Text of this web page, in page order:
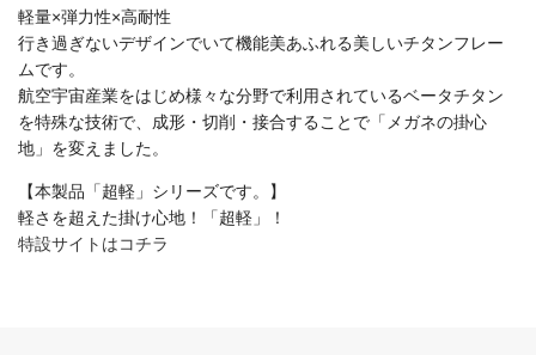
軽量×弾力性×高耐性
行き過ぎないデザインでいて機能美あふれる美しいチタンフレー
ムです。
航空宇宙産業をはじめ様々な分野で利用されているベータチタン
を特殊な技術で、成形・切削・接合することで「メガネの掛心
地」を変えました。
【本製品「超軽」シリーズです。】
軽さを超えた掛け心地！「超軽」！
特設サイトはコチラ